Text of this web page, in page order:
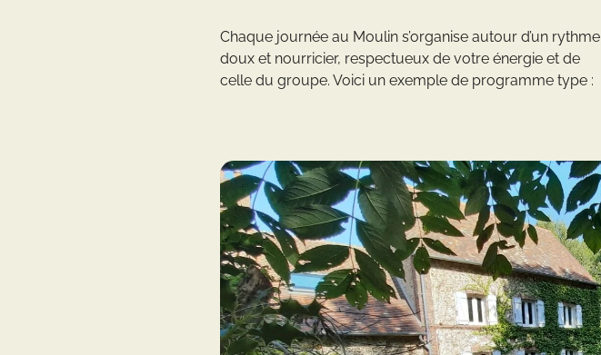
Chaque journée au Moulin s’organise autour d’un rythme
doux et nourricier, respectueux de votre énergie et de
celle du groupe. Voici un exemple de programme type :